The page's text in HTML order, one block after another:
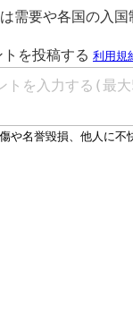
需要や各国の入国